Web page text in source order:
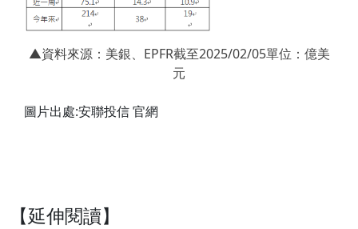
▲資料來源：美銀、EPFR截至2025/02/05單位：億美
元
圖片出處:安聯投信 官網
【延伸閱讀】